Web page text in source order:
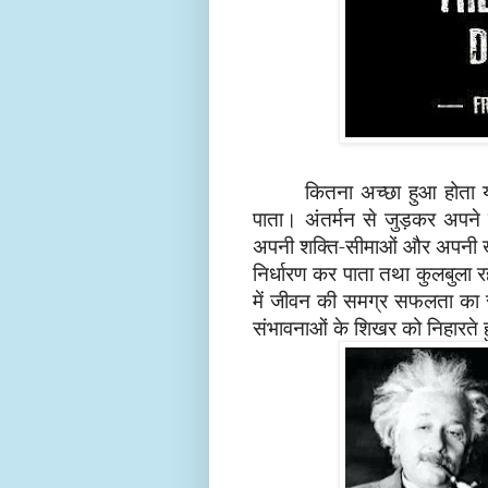
कितना अच्छा हुआ
पाता। अंतर्मन से जुड़कर
अपनी शक्ति-सीमाओं और अपनी
निर्धारण कर पाता तथा
में जीवन की समग्र सफलता का
संभावनाओं के शिखर को निहारते